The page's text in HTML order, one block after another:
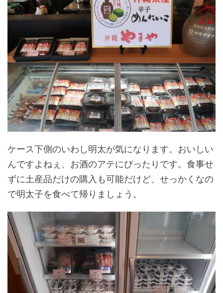
ケース下側のいわし明太が気になります。おいしい
んですよねぇ、お酒のアテにぴったりです。食事せ
ずに土産品だけの購入も可能だけど、せっかくなの
で明太子を食べて帰りましょう。